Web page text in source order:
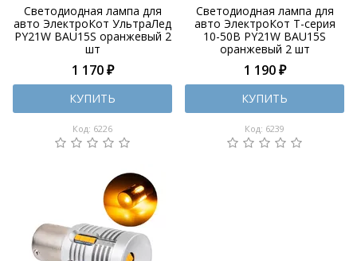
Светодиодная лампа для
авто ЭлектроКот УльтраЛед
PY21W BAU15S оранжевый 2
шт
1 170 ₽
КУПИТЬ
Код: 6226
Светодиодная лампа для
авто ЭлектроКот Т-серия
10-50В PY21W BAU15S
оранжевый 2 шт
1 190 ₽
КУПИТЬ
Код: 6239